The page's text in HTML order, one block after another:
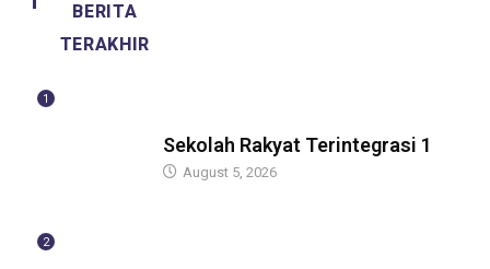
BERITA
TERAKHIR
1
Sekolah Rakyat Terintegrasi 1
August 5, 2026
2